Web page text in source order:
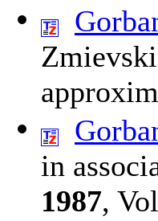
in
1987,